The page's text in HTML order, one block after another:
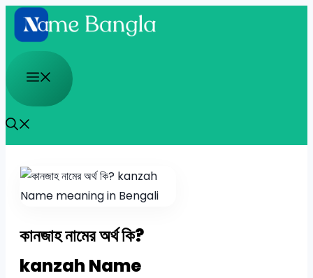
Skip
to
content
Menu
কানজাহ নামের অর্থ কি?
kanzah Name